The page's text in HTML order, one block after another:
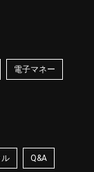
電子マネー
Q&A